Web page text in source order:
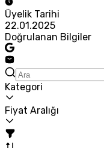
Üyelik Tarihi
22.01.2025
Doğrulanan Bilgiler
Kategori
Fiyat Aralığı